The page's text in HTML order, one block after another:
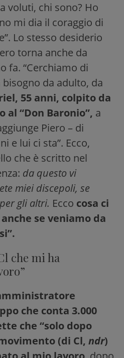
voluti, chi sono? Ho
mi dia il coraggio di
Lo stesso desiderio
torna anche da
fa. “Cerchiamo di
da adulto, da
55 anni, colpito da
al “Don Baronio”, a
Piero – di
e lui ci sta”. Ecco,
che è scritto nel
da questo vi
miei discepoli, se
gli altri. Ecco cosa ci
se veniamo da
che mi ha
che conta 3.000
che “solo dopo
(di Cl, ndr)